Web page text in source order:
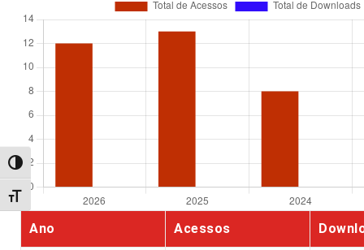
Alternar alto contraste
Alternar tamanho da fonte
Ano Acessos